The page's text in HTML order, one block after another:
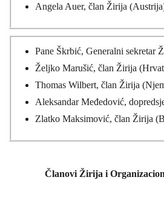
Angela Auer, član Žirija
Pane Škrbić, Generalni sekretar
Željko Marušić, član Žirija
Thomas Wilbert, član Žirija
Aleksandar Međedović,
Zlatko Maksimović, član Žirija
Članovi Žirija i